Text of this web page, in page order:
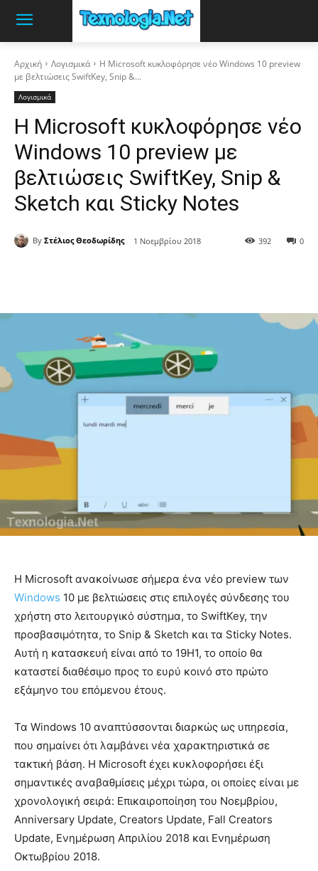
Αρχική Λογισμικά
Η Microsoft κυκλοφόρησε νέο Windows 10 preview
με βελτιώσεις SwiftKey, Snip &...
Λογισμικά
Η Microsoft κυκλοφόρησε νέο
Windows 10 preview με
βελτιώσεις SwiftKey, Snip &
Sketch και Sticky Notes
By Στέλιος Θεοδωρίδης 1 Νοεμβρίου 2018 0
392
Η Microsoft ανακοίνωσε σήμερα ένα νέο preview των
Windows 10 με βελτιώσεις στις επιλογές σύνδεσης του
χρήστη στο λειτουργικό σύστημα, το SwiftKey, την
προσβασιμότητα, το Snip & Sketch και τα Sticky Notes.
Αυτή η κατασκευή είναι από το 19H1, το οποίο θα
καταστεί διαθέσιμο προς το ευρύ κοινό στο πρώτο
εξάμηνο του επόμενου έτους.
Τα Windows 10 αναπτύσσονται διαρκώς ως υπηρεσία,
που σημαίνει ότι λαμβάνει νέα χαρακτηριστικά σε
τακτική βάση. Η Microsoft έχει κυκλοφορήσει έξι
σημαντικές αναβαθμίσεις μέχρι τώρα, οι οποίες είναι με
χρονολογική σειρά: Επικαιροποίηση του Νοεμβρίου,
Anniversary Update, Creators Update, Fall Creators
Update, Ενημέρωση Απριλίου 2018 και Ενημέρωση
Οκτωβρίου 2018.